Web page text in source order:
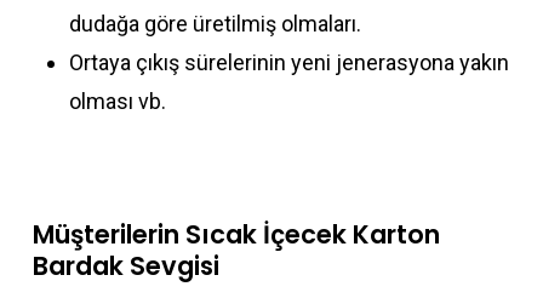
dudağa göre üretilmiş olmaları.
Ortaya çıkış sürelerinin yeni jenerasyona yakın
olması vb.
Müşterilerin Sıcak İçecek Karton
Bardak Sevgisi